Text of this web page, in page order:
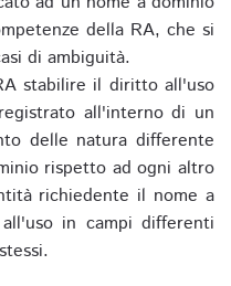
della RA, che si
di ambiguità.
stabilire il diritto all'uso
all'interno di un
delle natura differente
rispetto ad ogni altro
richiedente il nome a
in campi differenti